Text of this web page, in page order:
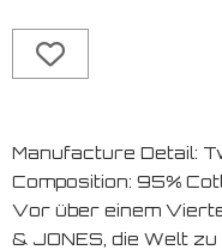
Manufacture Detail:
Composition: 95%
Vor über einem
& JONES, die Welt